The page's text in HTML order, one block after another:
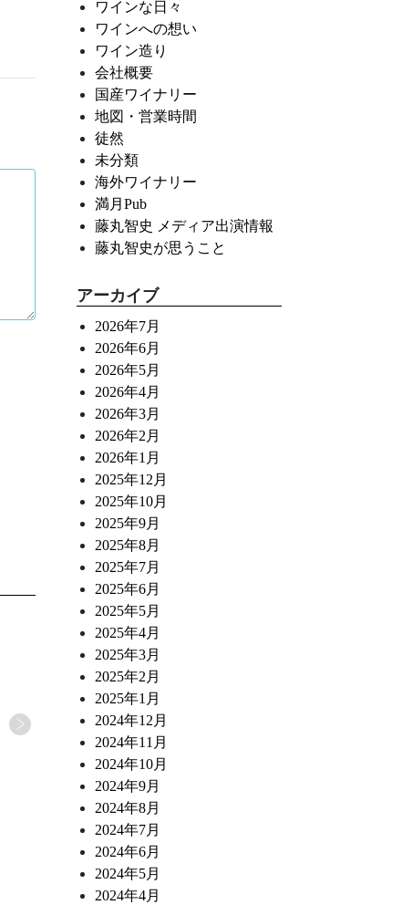
斎橋店 スタッフブログ
なにわ黒牛 炭火焼き ポスタ・ミラン
ワインな日々
ワインへの想い
ワイン造り
会社概要
国産ワイナリー
地図・営業時間
徒然
未分類
海外ワイナリー
満月Pub
藤丸智史 メディア出演情報
藤丸智史が思うこと
アーカイブ
2026年7月
2026年6月
2026年5月
2026年4月
2026年3月
2026年2月
2026年1月
2025年12月
2025年10月
2025年9月
2025年8月
2025年7月
2025年6月
2025年5月
2025年4月
2025年3月
2025年2月
2025年1月
2024年12月
2024年11月
2024年10月
2024年9月
2024年8月
2024年7月
2024年6月
2024年5月
2024年4月